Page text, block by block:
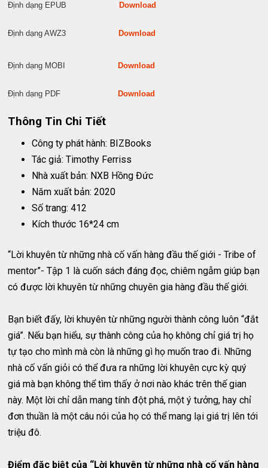
Định dạng EPUB Download
Định dạng AWZ3 Download
Định dạng MOBI Download
Định dạng PDF Download
Thông Tin Chi Tiết
Công ty phát hành: BIZBooks
Tác giả: Timothy Ferriss
Nhà xuất bản: NXB Hồng Đức
Năm xuất bản: 2020
Số trang: 412
Kích thước 16*24 cm
“Lời khuyên từ những nhà cố vấn hàng đầu thế giới - Tribe of
mentor”- Tập 1 là cuốn sách đáng đọc, chiêm ngẫm giúp bạn
có được lời khuyên từ những chuyên gia hàng đầu thế giới.
Bạn biết đấy, lời khuyên từ những người thành công luôn “đắt
giá”. Nếu bạn hiểu, sự thành công của họ không chỉ giá trị họ
tự tạo cho mình mà còn là những gì họ muốn trao đi. Những
nhà cố vấn giỏi có thể đưa ra những lời khuyên cực kỳ quý
giá mà bạn không thể tìm thấy ở nơi nào khác trên thế gian
này. Một lời chỉ dẫn mang tính đột phá, một ý tưởng, hay chỉ
đơn thuần là một câu nói của họ có thể mang lại giá trị lên tới
triệu đô.
Điểm đặc biệt của “Lời khuyên từ những nhà cố vấn hàng